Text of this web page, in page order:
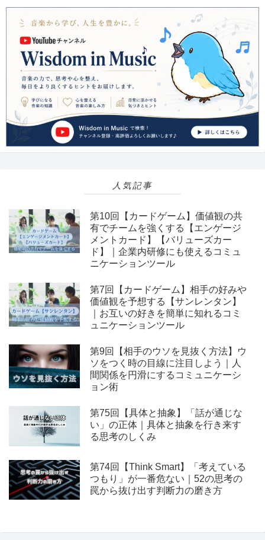
人気記事
第10回【カードゲーム】価値観の共
有でチームを強くする【エンゲージ
メントカード】【バリューズカー
ド】｜企業内研修にも使えるコミュ
ニケーションツール
第7回【カードゲーム】相手の好みや
価値観を予想する【サンレンタン】
｜お互いの好きを簡単に知れるコミ
ュニケーションツール
第9回【相手のウソを見抜く方法】ウ
ソをつく時の目線に注目しよう｜人
間関係を円滑にするコミュニケーシ
ョン術
第75回【具体と抽象】「話が通じな
い」の正体｜具体と抽象を行き来す
る思考のしくみ
第74回【Think Smart】「考えている
つもり」が一番危ない｜52の思考の
罠から抜け出す判断力の磨き方